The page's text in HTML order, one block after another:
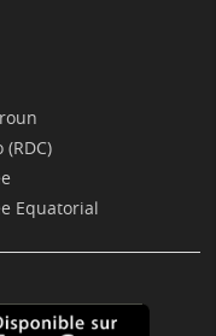
(RDC)
Equatorial